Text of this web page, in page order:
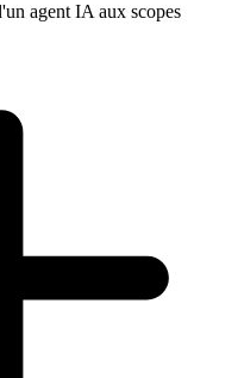
agent IA aux scopes